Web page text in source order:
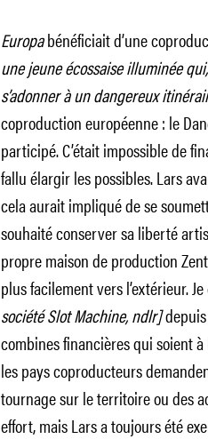
Europabénéficiait d’une
une jeune écossaise illuminée
s’adonner à un dangereux
coproduction européenne : le
participé. C’était impossible de
fallu élargir les possibles. Lars
cela aurait impliqué de se
souhaité conserver sa liberté
propre maison de production
plus facilement vers l’extérieur.
société Slot Machine, ndlr]depuis
combines financières qui soient
les pays coproducteurs
tournage sur le territoire ou des
effort, mais Lars a toujours été